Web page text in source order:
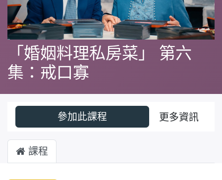
「婚姻料理私房菜」 第六
集：戒口寡
參加此課程 更多資訊
課程